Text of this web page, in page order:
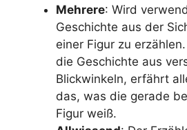
Mehrere: Wird
Geschichte aus der
einer Figur zu
die Geschichte aus
Blickwinkeln, erfährt
das, was die gerade
Figur weiß.